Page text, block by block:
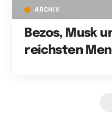
ARCHIV
Bezos, Musk
reichsten